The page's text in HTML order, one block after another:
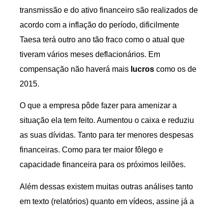
transmissão e do ativo financeiro são realizados de
acordo com a inflação do período, dificilmente
Taesa terá outro ano tão fraco como o atual que
tiveram vários meses deflacionários. Em
compensação não haverá mais lucros como os de
2015.
O que a empresa pôde fazer para amenizar a
situação ela tem feito. Aumentou o caixa e reduziu
as suas dívidas. Tanto para ter menores despesas
financeiras. Como para ter maior fôlego e
capacidade financeira para os próximos leilões.
Além dessas existem muitas outras análises tanto
em texto (relatórios) quanto em vídeos, assine já a